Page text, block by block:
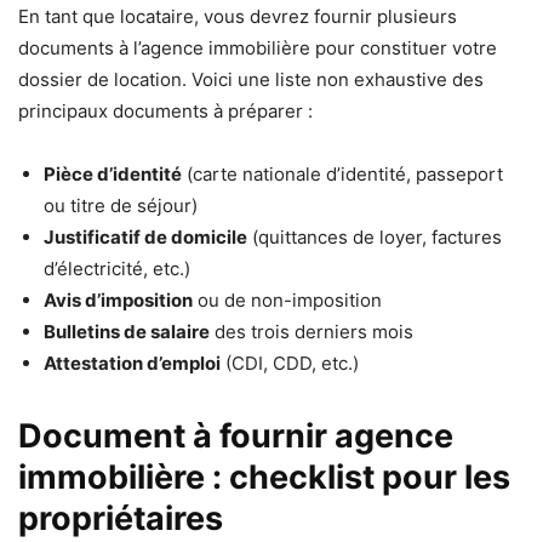
En tant que locataire, vous devrez fournir plusieurs
documents à l’agence immobilière pour constituer votre
dossier de location. Voici une liste non exhaustive des
principaux documents à préparer :
Pièce d’identité (carte nationale d’identité, passeport
ou titre de séjour)
Justificatif de domicile (quittances de loyer, factures
d’électricité, etc.)
Avis d’imposition ou de non-imposition
Bulletins de salaire des trois derniers mois
Attestation d’emploi (CDI, CDD, etc.)
Document à fournir agence
immobilière : checklist pour les
propriétaires